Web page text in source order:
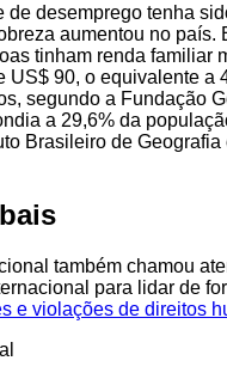
de desemprego tenha
aumentou no país.
tinham renda familiar
US$ 90, o equivalente a
segundo a Fundação
a 29,6% da
Brasileiro de Geografia
também chamou
para lidar de
e violações de direitos